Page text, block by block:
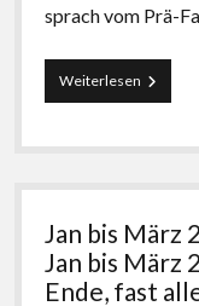
gebildet,
postkolonial,
2017: Eine
2014: Kritische
2013:
and
2011:
sprach vom Prä-
WeiterlesenAuch
Geimpfte
aber
sie
mit
ihrem
Jan bis März
Jan bis März
Ende, fast